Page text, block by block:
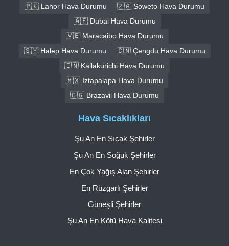
🇵🇰 Lahor Hava Durumu
🇿🇦 Soweto Hava Durumu
🇦🇪 Dubai Hava Durumu
🇻🇪 Maracaibo Hava Durumu
🇸🇾 Halep Hava Durumu
🇨🇳 Çengdu Hava Durumu
🇮🇳 Kallakurichi Hava Durumu
🇲🇽 Iztapalapa Hava Durumu
🇨🇬 Brazavil Hava Durumu
Hava Sıcaklıkları
Şu An En Sıcak Şehirler
Şu An En Soğuk Şehirler
En Çok Yağış Alan Şehirler
En Rüzgarlı Şehirler
Güneşli Şehirler
Şu An En Kötü Hava Kalitesi